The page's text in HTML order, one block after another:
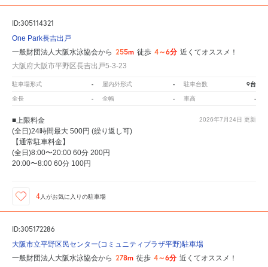
ID:305114321
One Park長吉出戸
一般財団法人大阪水泳協会から 255m 徒歩 4～6分 近くてオススメ！
大阪府大阪市平野区長吉出戸5-3-23
駐車場形式 - 屋内外形式 - 駐車台数 9台
全長 - 全幅 - 車高 -
2026年7月24日 更新
■上限料金
(全日)24時間最大 500円 (繰り返し可)
【通常駐車料金】
(全日)8:00〜20:00 60分 200円
20:00〜8:00 60分 100円
4人がお気に入りの駐車場
ID:305172286
大阪市立平野区民センター(コミュニティプラザ平野)駐車場
一般財団法人大阪水泳協会から 278m 徒歩 4～6分 近くてオススメ！